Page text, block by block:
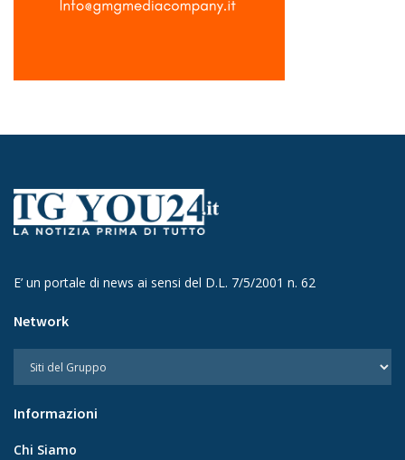
E’ un portale di news ai sensi del D.L. 7/5/2001 n. 62
Network
Informazioni
Chi Siamo